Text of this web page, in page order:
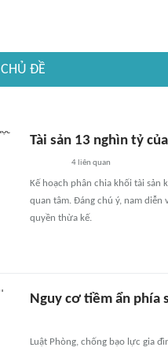
CHỦ ĐỀ
Tài sản 13 nghìn tỷ
4liên quan
Kế hoạch phân chia khối tài sản
quan tâm. Đáng chú ý, nam
quyền thừa kế.
Nguy cơ tiềm ẩn phía
Luật Phòng, chống bạo lực gia